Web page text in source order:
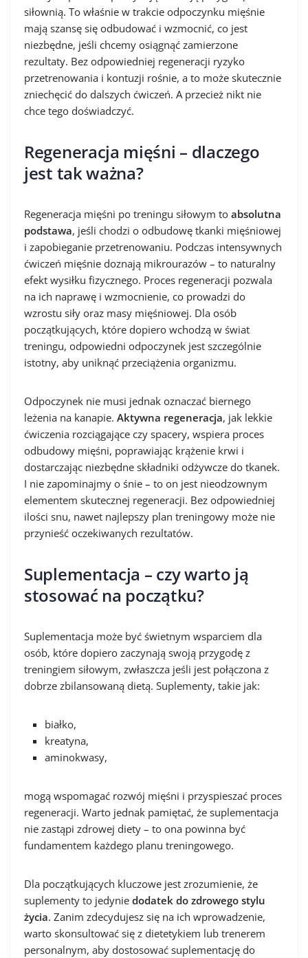
siłownią. To właśnie w trakcie odpoczynku mięśnie
mają szansę się odbudować i wzmocnić, co jest
niezbędne, jeśli chcemy osiągnąć zamierzone
rezultaty. Bez odpowiedniej regeneracji ryzyko
przetrenowania i kontuzji rośnie, a to może skutecznie
zniechęcić do dalszych ćwiczeń. A przecież nikt nie
chce tego doświadczyć.
Regeneracja mięśni – dlaczego
jest tak ważna?
Regeneracja mięśni po treningu siłowym to absolutna
podstawa, jeśli chodzi o odbudowę tkanki mięśniowej
i zapobieganie przetrenowaniu. Podczas intensywnych
ćwiczeń mięśnie doznają mikrourazów – to naturalny
efekt wysiłku fizycznego. Proces regeneracji pozwala
na ich naprawę i wzmocnienie, co prowadzi do
wzrostu siły oraz masy mięśniowej. Dla osób
początkujących, które dopiero wchodzą w świat
treningu, odpowiedni odpoczynek jest szczególnie
istotny, aby uniknąć przeciążenia organizmu.
Odpoczynek nie musi jednak oznaczać biernego
leżenia na kanapie. Aktywna regeneracja, jak lekkie
ćwiczenia rozciągające czy spacery, wspiera proces
odbudowy mięśni, poprawiając krążenie krwi i
dostarczając niezbędne składniki odżywcze do tkanek.
I nie zapominajmy o śnie – to on jest nieodzownym
elementem skutecznej regeneracji. Bez odpowiedniej
ilości snu, nawet najlepszy plan treningowy może nie
przynieść oczekiwanych rezultatów.
Suplementacja – czy warto ją
stosować na początku?
Suplementacja może być świetnym wsparciem dla
osób, które dopiero zaczynają swoją przygodę z
treningiem siłowym, zwłaszcza jeśli jest połączona z
dobrze zbilansowaną dietą. Suplementy, takie jak:
białko,
kreatyna,
aminokwasy,
mogą wspomagać rozwój mięśni i przyspieszać proces
regeneracji. Warto jednak pamiętać, że suplementacja
nie zastąpi zdrowej diety – to ona powinna być
fundamentem każdego planu treningowego.
Dla początkujących kluczowe jest zrozumienie, że
suplementy to jedynie dodatek do zdrowego stylu
życia. Zanim zdecydujesz się na ich wprowadzenie,
warto skonsultować się z dietetykiem lub trenerem
personalnym, aby dostosować suplementację do